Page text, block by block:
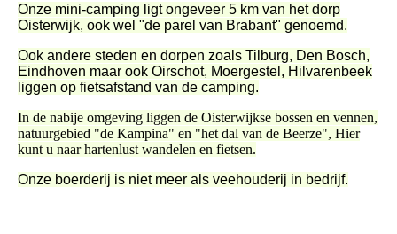
Onze mini-camping ligt ongeveer 5 km van het dorp
Oisterwijk, ook wel "de parel van Brabant" genoemd.
Ook andere steden en dorpen zoals Tilburg, Den Bosch,
Eindhoven maar ook Oirschot, Moergestel, Hilvarenbeek
liggen op fietsafstand van de camping.
In de nabije omgeving liggen de Oisterwijkse bossen en vennen,
natuurgebied "de Kampina" en "het dal van de Beerze", Hier
kunt u naar hartenlust wandelen en fietsen.
Onze boerderij is niet meer als veehouderij in bedrijf.